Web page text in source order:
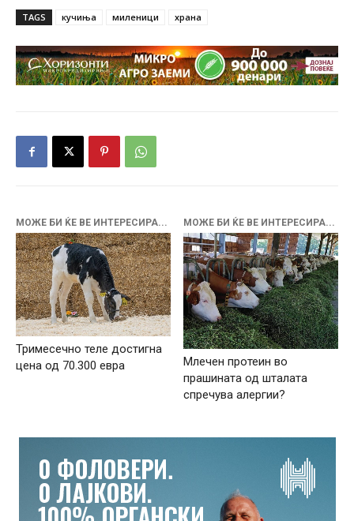
TAGS кучиња миленици храна
МОЖЕ БИ ЌЕ ВЕ ИНТЕРЕСИРА...
Тримесечно теле достигна
цена од 70.300 евра
МОЖЕ БИ ЌЕ ВЕ ИНТЕРЕСИРА...
Млечен протеин во
прашината од шталата
спречува алергии?